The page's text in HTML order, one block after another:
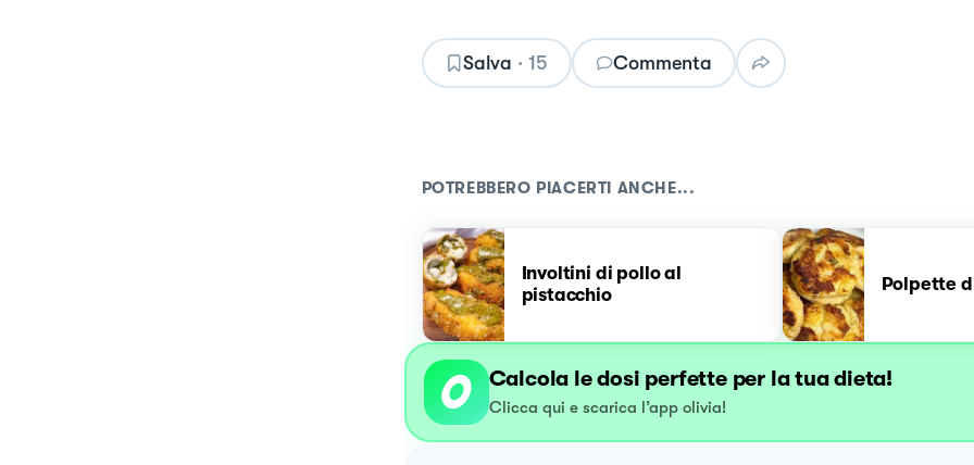
Salva · 15 Commenta
POTREBBERO PIACERTI ANCHE...
Involtini di pollo al
pistacchio
Polpette
Calcola le dosi perfette per la tua dieta!
Clicca qui e scarica l’app olivia!